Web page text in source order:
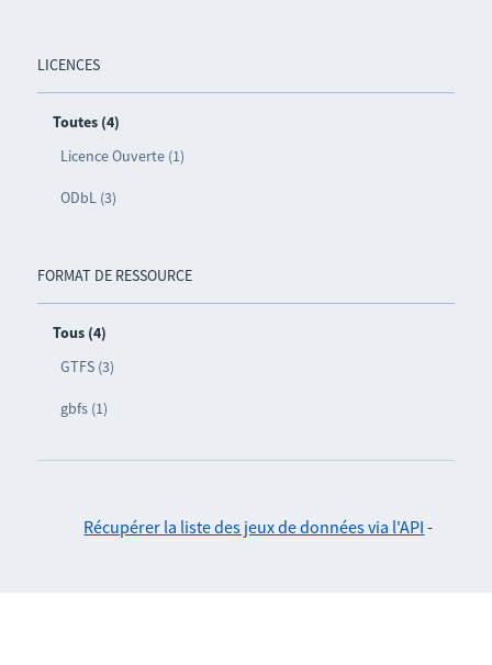
LICENCES
Toutes (4)
Licence Ouverte (1)
ODbL (3)
FORMAT DE RESSOURCE
Tous (4)
GTFS (3)
gbfs (1)
Récupérer la liste des jeux de données via l'API -